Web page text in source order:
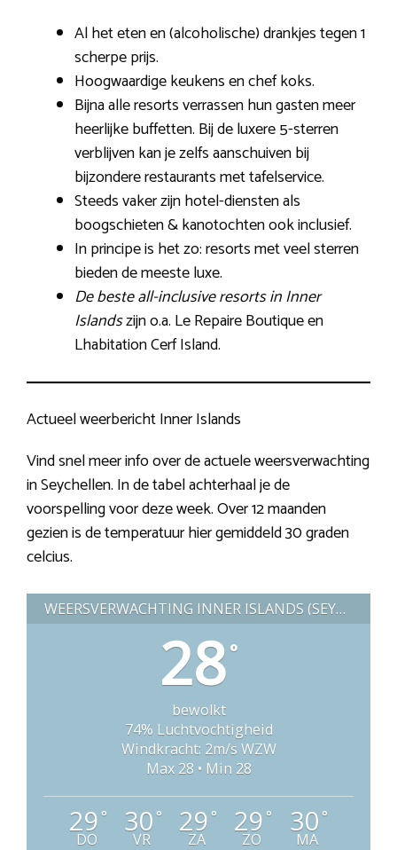
Al het eten en (alcoholische) drankjes tegen 1
scherpe prijs.
Hoogwaardige keukens en chef koks.
Bijna alle resorts verrassen hun gasten meer
heerlijke buffetten. Bij de luxere 5-sterren
verblijven kan je zelfs aanschuiven bij
bijzondere restaurants met tafelservice.
Steeds vaker zijn hotel-diensten als
boogschieten & kanotochten ook inclusief.
In principe is het zo: resorts met veel sterren
bieden de meeste luxe.
De beste all-inclusive resorts in Inner
Islandszijn o.a. Le Repaire Boutique en
Lhabitation Cerf Island.
Actueel weerbericht Inner Islands
Vind snel meer info over de actuele weersverwachting
in Seychellen. In de tabel achterhaal je de
voorspelling voor deze week. Over 12 maanden
gezien is de temperatuur hier gemiddeld 30 graden
celcius.
WEERSVERWACHTING INNER ISLANDS (SEYCHELLEN)
28°
bewolkt
74% Luchtvochtigheid
Windkracht: 2m/s WZW
Max 28 • Min 28
29°
DO
30°
VR
29°
ZA
29°
ZO
30°
MA